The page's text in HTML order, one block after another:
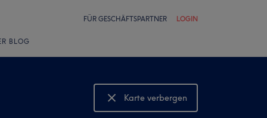
FÜR GESCHÄFTSPARTNER LOGIN
BLOG
Karte verbergen
Karte anzeigen